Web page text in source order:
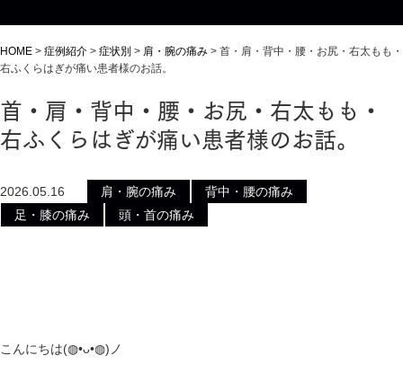
HOME > 症例紹介 > 症状別 > 肩・腕の痛み > 首・肩・背中・腰・お尻・右太もも・
右ふくらはぎが痛い患者様のお話。
首・肩・背中・腰・お尻・右太もも・
右ふくらはぎが痛い患者様のお話。
2026.05.16 肩・腕の痛み
背中・腰の痛み
足・膝の痛み
頭・首の痛み
こんにちは(⁠◍⁠•⁠ᴗ⁠•⁠◍⁠)ノ